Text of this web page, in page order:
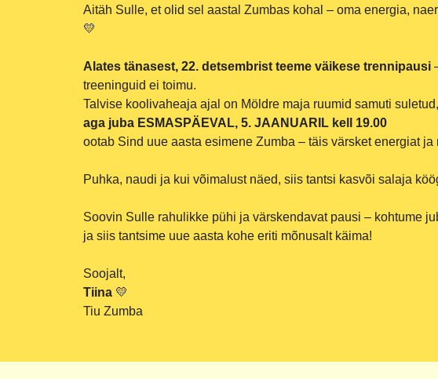
Aitäh Sulle, et olid sel aastal Zumbas kohal – oma energia,
💛
Alates tänasest, 22. detsembrist teeme väikese trennipausi
treeninguid ei toimu.
Talvise koolivaheaja ajal on Möldre maja ruumid samuti suletud,
aga juba ESMASPÄEVAL, 5. JAANUARIL kell 19.00
ootab Sind uue aasta esimene Zumba – täis värsket energiat ja
Puhka, naudi ja kui võimalust näed, siis tantsi kasvõi salaja
Soovin Sulle rahulikke pühi ja värskendavat pausi – kohtume
ja siis tantsime uue aasta kohe eriti mõnusalt käima!
Soojalt,
Tiina 💛
Tiu Zumba